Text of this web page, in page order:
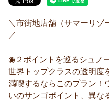
＼市街地店舗（サマーリゾ
／
◉２ポイントを巡るシュノ
世界トップクラスの透明度
満喫するならこのプラン！
いのサンゴポイント、異な